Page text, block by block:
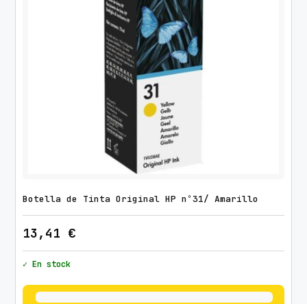
Botella de Tinta Original HP nº31/ Amarillo
13,41 €
✓ En stock